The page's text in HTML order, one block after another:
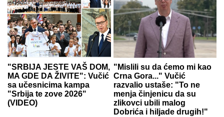
"SRBIJA JESTE VAŠ DOM,
MA GDE DA ŽIVITE": Vučić
sa učesnicima kampa
"Srbija te zove 2026"
(VIDEO)
"Mislili su da ćemo mi kao
Crna Gora..." Vučić
razvalio ustaše: "To ne
menja činjenicu da su
zlikovci ubili malog
Dobrića i hiljade drugih!"